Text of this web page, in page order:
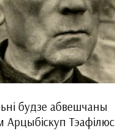
будзе абвешчаны
Арцыбіскуп